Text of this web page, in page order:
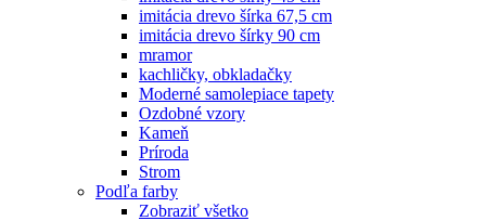
imitácia drevo šírka 67,5 cm
imitácia drevo šírky 90 cm
mramor
kachličky, obkladačky
Moderné samolepiace tapety
Ozdobné vzory
Kameň
Príroda
Strom
Podľa farby
Zobraziť všetko